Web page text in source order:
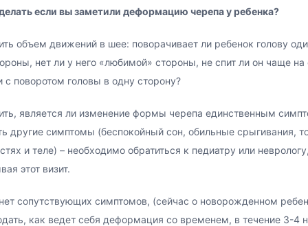
если вы заметили деформацию черепа у ребенка?
объем движений в шее: поворачивает ли ребенок голову
нет ли у него «любимой» стороны, не спит ли он чаще
с поворотом головы в одну сторону? ⠀⠀
является ли изменение формы черепа единственным
другие симптомы (беспокойный сон, обильные срыгивания,
и теле) – необходимо обратиться к педиатру или
этот визит. ⠀⠀
сопутствующих симптомов, (сейчас о новорожденном
как ведет себя деформация со временем, в течение 3-4